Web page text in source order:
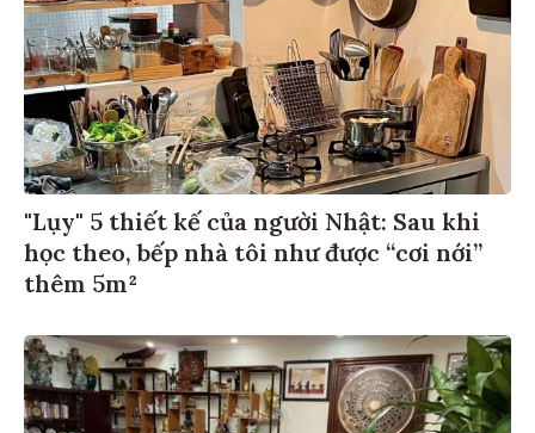
"Lụy" 5 thiết kế của người Nhật: Sau khi
học theo, bếp nhà tôi như được “cơi nới”
thêm 5m²